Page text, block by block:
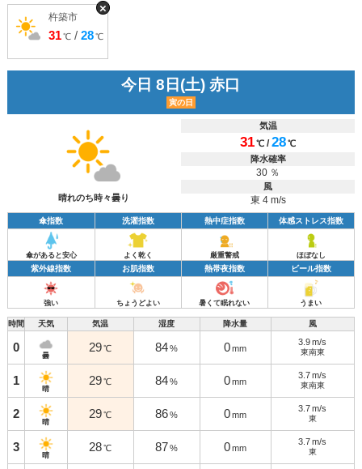
杵築市
31℃/ 28℃
×
今日 8日(土) 赤口
寅の日
晴れのち時々曇り
気温
31℃ /28℃
降水確率
30 ％
風
東 4 m/s
傘指数 洗濯指数 熱中症指数 体感ストレス指数
傘があると安心 よく乾く 厳重警戒 ほぼなし
紫外線指数 お肌指数 熱帯夜指数 ビール指数
強い ちょうどよい 暑くて眠れない うまい
時間 天気 気温 湿度 降水量 風
0
曇
29 ℃ 84 % 0 mm
3.9 m/s
東南東
1
晴
29 ℃ 84 % 0 mm
3.7 m/s
東南東
2
晴
29 ℃ 86 % 0 mm
3.7 m/s
東
3
晴
28 ℃ 87 % 0 mm
3.7 m/s
東